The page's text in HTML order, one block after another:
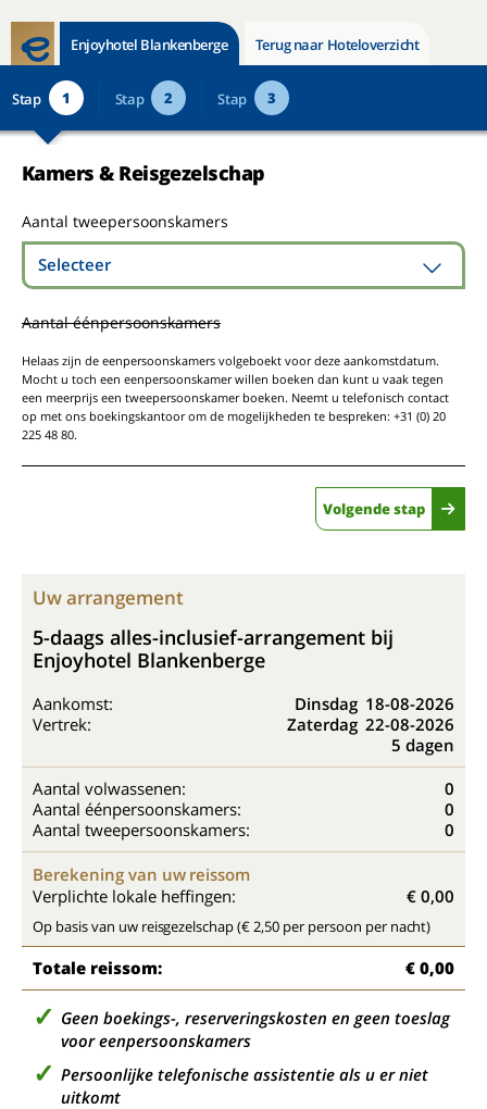
Enjoyhotel Blankenberge Terug naar Hoteloverzicht
Stap 1 Stap 2 Stap 3
Kamers & Reisgezelschap
Aantal tweepersoonskamers
Selecteer
Aantal éénpersoonskamers
Helaas zijn de eenpersoonskamers volgeboekt voor deze aankomstdatum.
Mocht u toch een eenpersoonskamer willen boeken dan kunt u vaak tegen
een meerprijs een tweepersoonskamer boeken. Neemt u telefonisch contact
op met ons boekingskantoor om de mogelijkheden te bespreken: +31 (0) 20
225 48 80.
Volgende stap
Uw arrangement
5-daags alles-inclusief-arrangement bij
Enjoyhotel Blankenberge
Aankomst: Dinsdag 18-08-2026
Vertrek:
Zaterdag 22-08-2026
5 dagen
Aantal volwassenen:
0
Aantal éénpersoonskamers:
0
Aantal tweepersoonskamers:
0
Berekening van uw reissom
Verplichte lokale heffingen:
€ 0,00
Op basis van uw reisgezelschap (€ 2,50 per persoon per nacht)
Totale reissom: € 0,00
Geen boekings-, reserveringskosten en geen toeslag
voor eenpersoonskamers
Persoonlijke telefonische assistentie als u er niet
uitkomt